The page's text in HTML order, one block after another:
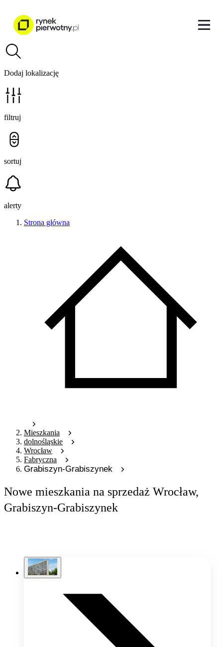
Dodaj lokalizację
filtruj
sortuj
alerty
Strona główna
Mieszkania
dolnośląskie
Wrocław
Fabryczna
Grabiszyn-Grabiszynek
Nowe mieszkania na sprzedaż Wrocław,
Grabiszyn-Grabiszynek